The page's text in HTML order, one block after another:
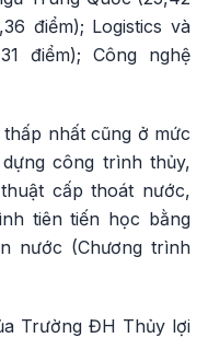
điểm); Logistics và
điểm); Công nghệ
nhất cũng ở mức
công trình thủy,
cấp thoát nước,
tiên tiến học bằng
nước (Chương trình
Trường ĐH Thủy lợi